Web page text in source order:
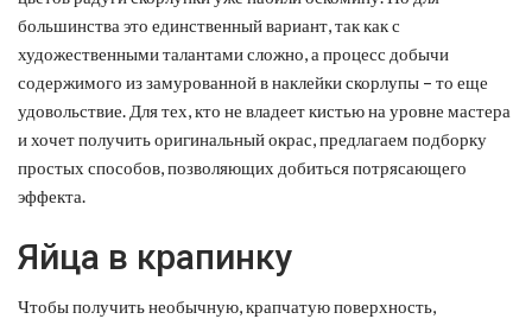
большинства это единственный вариант, так как с
художественными талантами сложно, а процесс добычи
содержимого из замурованной в наклейки скорлупы – то еще
удовольствие. Для тех, кто не владеет кистью на уровне мастера
и хочет получить оригинальный окрас, предлагаем подборку
простых способов, позволяющих добиться потрясающего
эффекта.
Яйца в крапинку
Чтобы получить необычную, крапчатую поверхность,